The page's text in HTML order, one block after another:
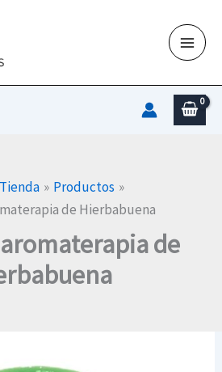
Tienda
Productos
de Hierbabuena
de